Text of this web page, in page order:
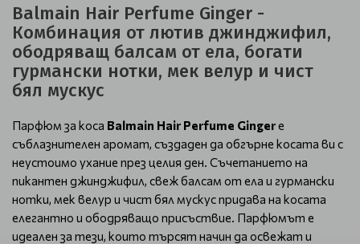
Balmain Hair Perfume Ginger -
Комбинация от лютив джинджифил,
ободряващ балсам от ела, богати
гурмански нотки, мек велур и чист
бял мускус
Парфюм за коса Balmain Hair Perfume Gingerе
съблазнителен аромат, създаден да обгърне косата ви с
неустоимо ухание през целия ден. Съчетанието на
пикантен джинджифил, свеж балсам от ела и гурмански
нотки, мек велур и чист бял мускус придава на косата
елегантно и ободряващо присъствие. Парфюмът е
идеален за тези, които търсят начин да освежат и